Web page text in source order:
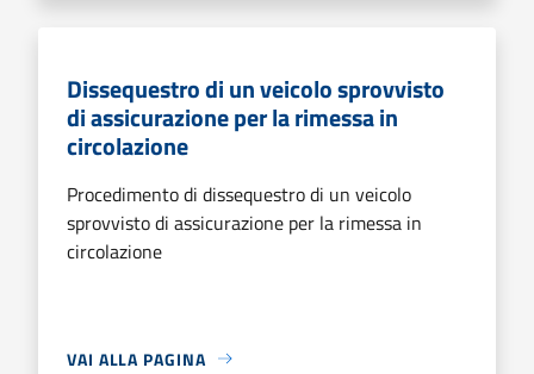
Dissequestro di un veicolo sprovvisto
di assicurazione per la rimessa in
circolazione
Procedimento di dissequestro di un veicolo
sprovvisto di assicurazione per la rimessa in
circolazione
VAI ALLA PAGINA